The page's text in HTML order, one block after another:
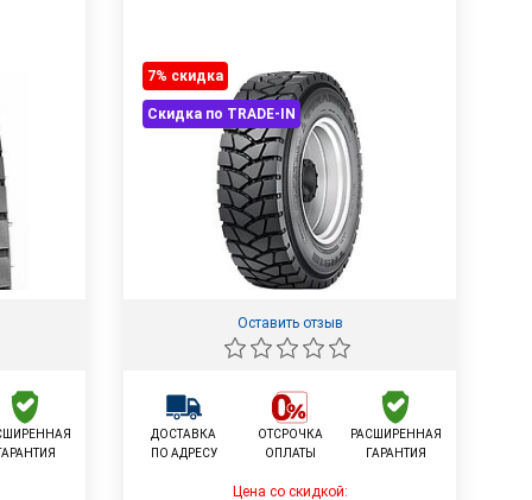
7% cкидка
Скидка по TRADE-IN
Оставить отзыв
ДОСТАВКА
ПО АДРЕСУ
ОТСРОЧКА
ОПЛАТЫ
РАСШИРЕННАЯ
ГАРАНТИЯ
Цена со скидкой: